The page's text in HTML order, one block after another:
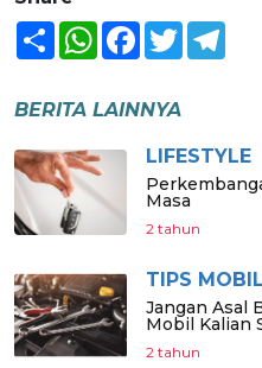
Share WhatsAppFacebook
Twitter
BERITA LAINNYA
LIFESTYLE
Masa
2 tahun
TIPS MOBIL
Jangan Asal
Mobil Kalian
2 tahun